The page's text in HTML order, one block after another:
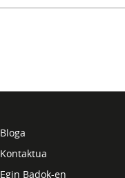
Bloga
Kontaktua
Egin Badok-en